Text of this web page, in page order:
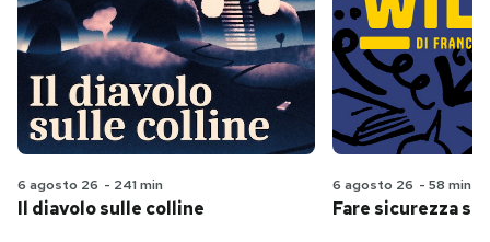
6 agosto 26 - 241 min
Il diavolo sulle colline
6 agosto 26 - 58 min
Fare sicurezza